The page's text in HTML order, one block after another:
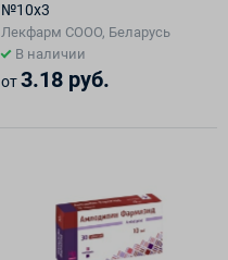
№10х3
Лекфарм СООО, Беларусь
В наличии
от3.18 руб.